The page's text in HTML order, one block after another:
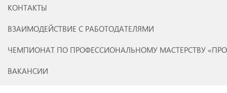
КОНТАКТЫ
ВЗАИМОДЕЙСТВИЕ С РАБОТОДАТЕЛЯМИ
ЧЕМПИОНАТ ПО ПРОФЕССИОНАЛЬНОМУ МАСТЕРСТВУ
ВАКАНСИИ